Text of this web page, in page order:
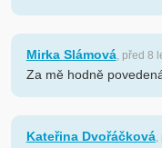
Mirka Slámová, před 8
Za mě hodně
Kateřina Dvořáčková,